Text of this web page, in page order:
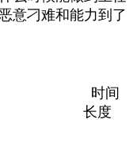
意刁难和能力到了
时间
长度